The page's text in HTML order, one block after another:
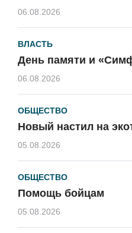
06.08.2026
ВЛАСТЬ
День памяти и
06.08.2026
ОБЩЕСТВО
Новый настил на
05.08.2026
ОБЩЕСТВО
Помощь бойцам
05.08.2026